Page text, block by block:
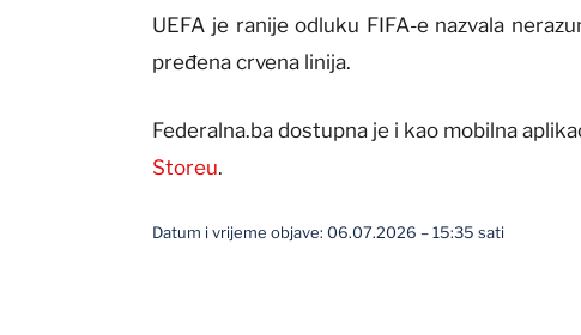
UEFA je ranije odluku FIFA-e nazvala
pređena crvena linija.
Federalna.ba dostupna je i kao mobilna
Storeu.
Datum i vrijeme objave: 06.07.2026 – 15:35 sati